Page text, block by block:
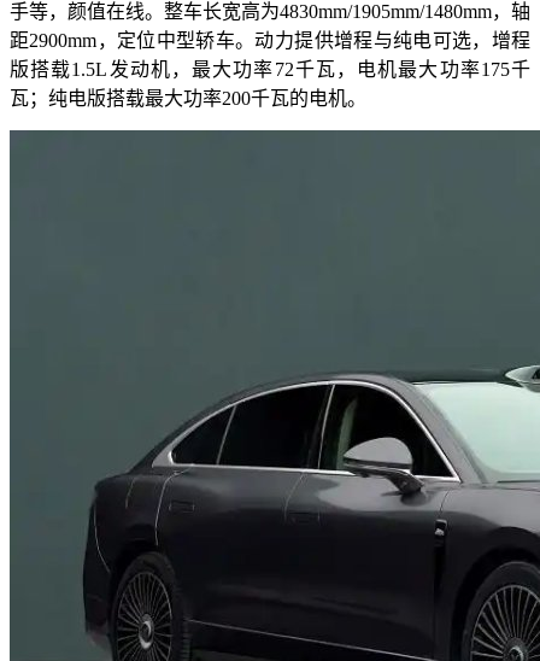
手等，颜值在线。整车长宽高为4830mm/1905mm/1480mm，轴
距2900mm，定位中型轿车。动力提供增程与纯电可选，增程
版搭载1.5L发动机，最大功率72千瓦，电机最大功率175千
瓦；纯电版搭载最大功率200千瓦的电机。